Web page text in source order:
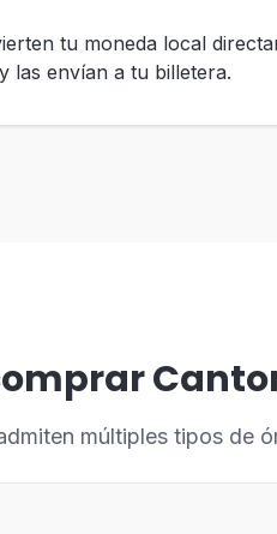
tu moneda local
las envían a tu billetera.
múltiples tipos de